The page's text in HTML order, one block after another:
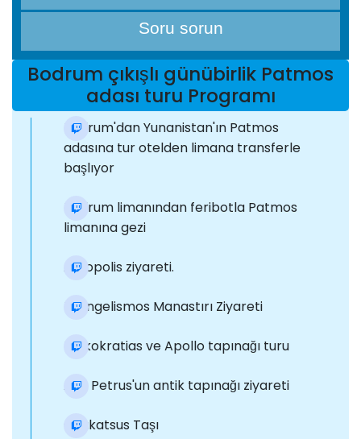
Soru sorun
Bodrum çıkışlı günübirlik Patmos
adası turu Programı
Bodrum'dan Yunanistan'ın Patmos
adasına tur otelden limana transferle
başlıyor
Bodrum limanından feribotla Patmos
limanına gezi
Akropolis ziyareti.
Evangelismos Manastırı Ziyareti
Hlakokratias ve Apollo tapınağı turu
Aziz Petrus'un antik tapınağı ziyareti
Çalıkatsus Taşı